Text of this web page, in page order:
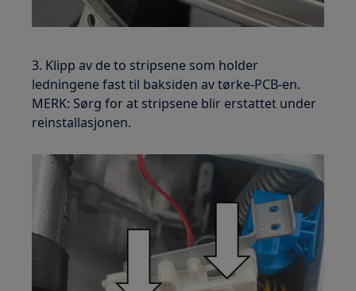
3. Klipp av de to stripsene som holder
ledningene fast til baksiden av tørke-PCB-en.
MERK: Sørg for at stripsene blir erstattet under
reinstallasjonen.